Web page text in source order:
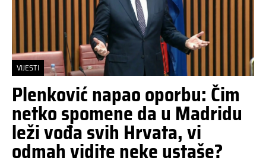
VIJESTI
Plenković napao oporbu: Čim
netko spomene da u Madridu
leži vođa svih Hrvata, vi
odmah vidite neke ustaše?